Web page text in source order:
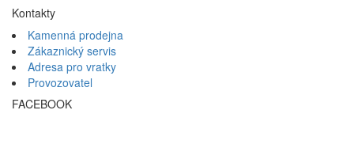
Kontakty
Kamenná prodejna
Zákaznický servis
Adresa pro vratky
Provozovatel
FACEBOOK